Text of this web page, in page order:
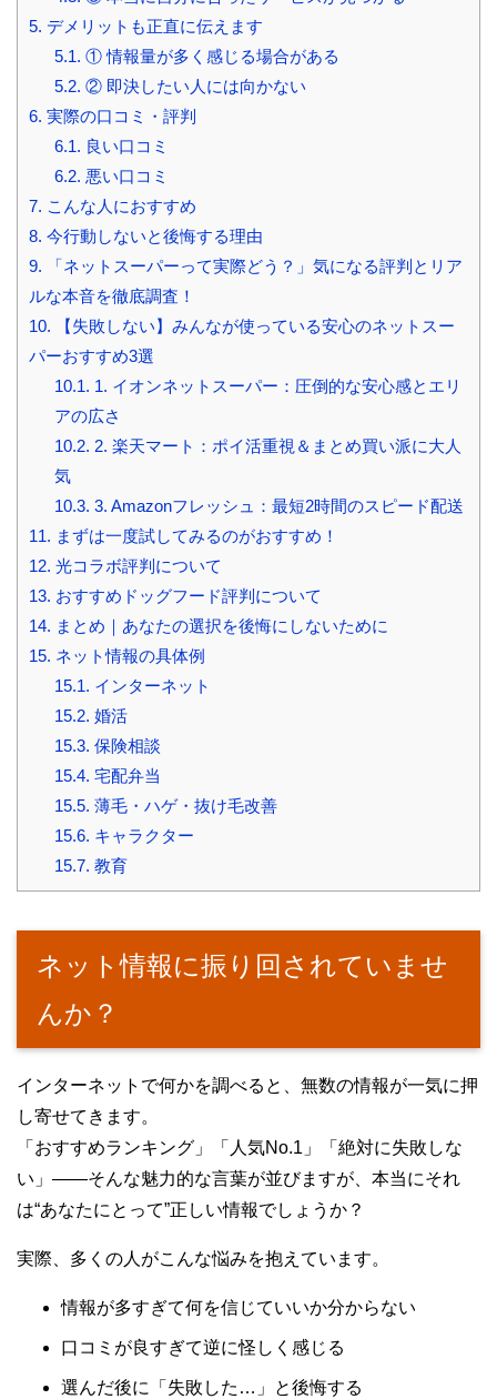
5. デメリットも正直に伝えます
5.1. ① 情報量が多く感じる場合がある
5.2. ② 即決したい人には向かない
6. 実際の口コミ・評判
6.1. 良い口コミ
6.2. 悪い口コミ
7. こんな人におすすめ
8. 今行動しないと後悔する理由
9. 「ネットスーパーって実際どう？」気になる評判とリア
ルな本音を徹底調査！
10. 【失敗しない】みんなが使っている安心のネットスー
パーおすすめ3選
10.1. 1. イオンネットスーパー：圧倒的な安心感とエリ
アの広さ
10.2. 2. 楽天マート：ポイ活重視＆まとめ買い派に大人
気
10.3. 3. Amazonフレッシュ：最短2時間のスピード配送
11. まずは一度試してみるのがおすすめ！
12. 光コラボ評判について
13. おすすめドッグフード評判について
14. まとめ｜あなたの選択を後悔にしないために
15. ネット情報の具体例
15.1. インターネット
15.2. 婚活
15.3. 保険相談
15.4. 宅配弁当
15.5. 薄毛・ハゲ・抜け毛改善
15.6. キャラクター
15.7. 教育
ネット情報に振り回されていませ
んか？
インターネットで何かを調べると、無数の情報が一気に押
し寄せてきます。
「おすすめランキング」「人気No.1」「絶対に失敗しな
い」――そんな魅力的な言葉が並びますが、本当にそれ
は“あなたにとって”正しい情報でしょうか？
実際、多くの人がこんな悩みを抱えています。
情報が多すぎて何を信じていいか分からない
口コミが良すぎて逆に怪しく感じる
選んだ後に「失敗した…」と後悔する